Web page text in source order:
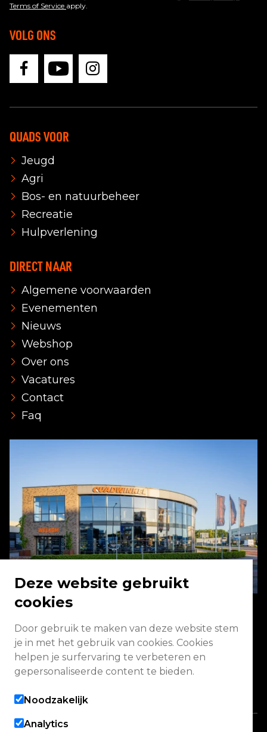
Terms of Service apply.
VOLG ONS
QUADS VOOR
Jeugd
Agri
Bos- en natuurbeheer
Recreatie
Hulpverlening
DIRECT NAAR
Algemene voorwaarden
Evenementen
Nieuws
Webshop
Over ons
Vacatures
Contact
Faq
Energieweg 2 3771 NA Barneveld
Vandaag gesloten
Deze website gebruikt
cookies
Door gebruik te maken van deze website stem
je in met het gebruik van cookies. Cookies
helpen je surfervaring te verbeteren en
gepersonaliseerde content te bieden.
Noodzakelijk
Analytics